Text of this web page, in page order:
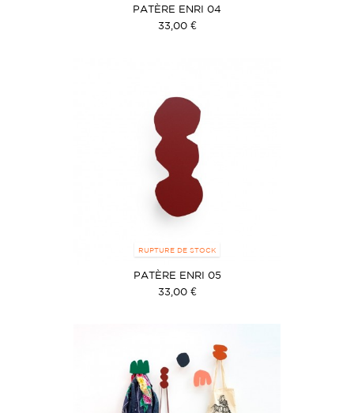
PATÈRE ENRI 04
33,00 €
RUPTURE DE STOCK
PATÈRE ENRI 05
33,00 €